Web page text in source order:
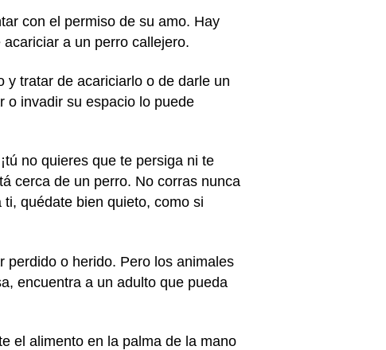
con el permiso de su amo. Hay
a un perro callejero.
y tratar de acariciarlo o de darle un
o invadir su espacio lo puede
no quieres que te persiga ni te
cerca de un perro. No corras nunca
quédate bien quieto, como si
perdido o herido. Pero los animales
encuentra a un adulto que pueda
el alimento en la palma de la mano